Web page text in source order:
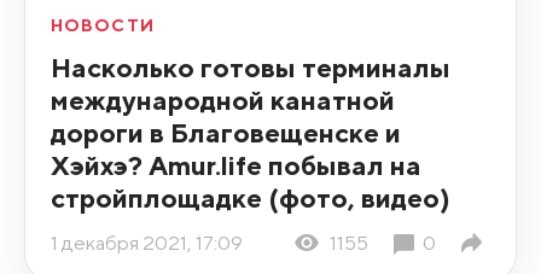
НОВОСТИ
Насколько готовы терминалы
международной канатной
дороги в Благовещенске и
Хэйхэ? Amur.life побывал на
стройплощадке (фото, видео)
1 декабря 2021, 17:09 1155 0